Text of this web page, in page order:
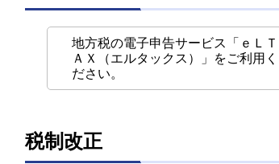
地方税の電子申告サービス「ｅＬＴ
ＡＸ（エルタックス）」をご利用く
ださい。
税制改正